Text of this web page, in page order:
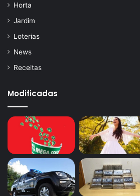
Horta
Jardim
Loterias
News
Receitas
Modificadas